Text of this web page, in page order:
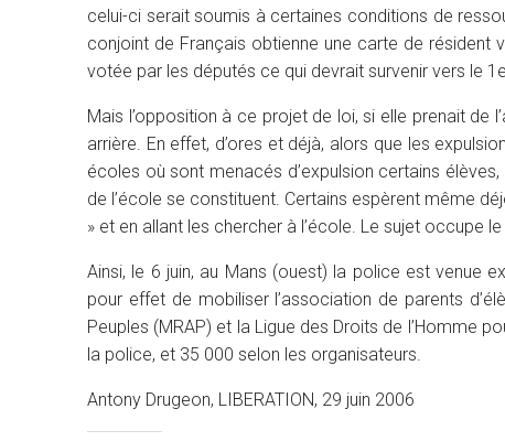
celui-ci serait soumis à certaines conditions de
conjoint de Français obtienne une carte de résident
votée par les députés ce qui devrait survenir vers le
Mais l’opposition à ce projet de loi, si elle prenait de
arrière. En effet, d’ores et déjà, alors que les
écoles où sont menacés d’expulsion certains
de l’école se constituent. Certains espèrent même
» et en allant les chercher à l’école. Le sujet occupe
Ainsi, le 6 juin, au Mans (ouest) la police est venue
pour effet de mobiliser l’association de parents
Peuples (MRAP) et la Ligue des Droits de l’Homme
la police, et 35 000 selon les organisateurs.
Antony Drugeon, LIBERATION, 29 juin 2006